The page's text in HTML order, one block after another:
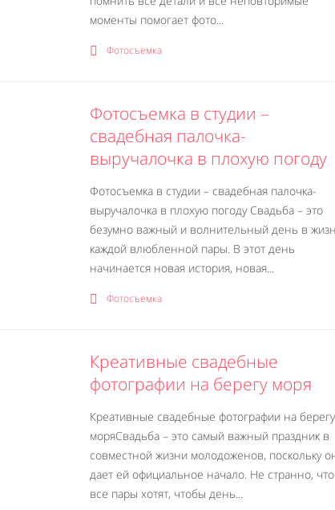
моменты помогает фото...
Фотосъемка
Фотосъемка в студии –
свадебная палочка-
выручалочка в плохую погоду
Фотосъемка в студии – свадебная палочка-
выручалочка в плохую погоду Свадьба – это
безумно важный и волнительный день в
каждой влюбленной пары. В этот день
начинается новая история, новая...
Фотосъемка
Креативные свадебные
фотографии на берегу моря
Креативные свадебные фотографии на берегу
моряСвадьба – это самый важный праздник в
совместной жизни молодоженов, поскольку
дает ей официальное начало. Не странно, что
все пары хотят, чтобы день...